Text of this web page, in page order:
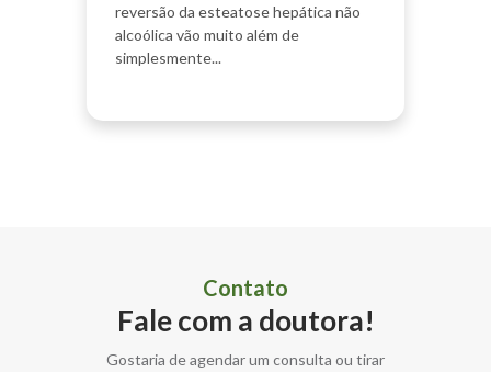
reversão da esteatose hepática não
alcoólica vão muito além de
simplesmente...
Contato
Fale com a doutora!
Gostaria de agendar um consulta ou tirar